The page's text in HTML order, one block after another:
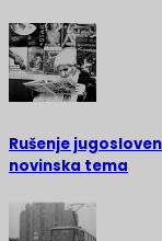
Rušenje
novinska tema